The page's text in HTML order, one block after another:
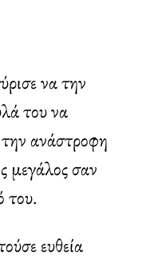
να την
του να
ανάστροφη
μεγάλος σαν
του.
ευθεία